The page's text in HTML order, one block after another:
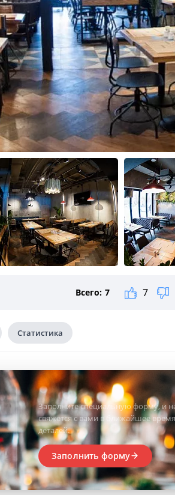
Всего: 7 7
Статистика
Заполните специальную форму, и
свяжется с вами в ближайшее
деталей.
Заполнить форму